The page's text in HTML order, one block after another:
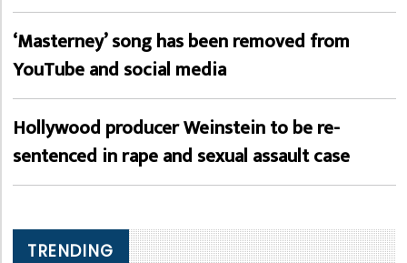
‘Masterney’ song has been removed from
YouTube and social media
Hollywood producer Weinstein to be re-
sentenced in rape and sexual assault case
TRENDING